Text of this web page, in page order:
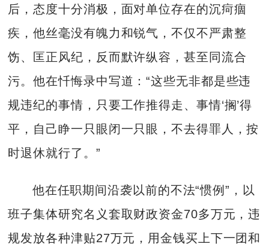
后，态度十分消极，面对单位存在的沉疴痼
疾，他丝毫没有魄力和锐气，不仅不严肃整
饬、匡正风纪，反而默许纵容，甚至同流合
污。他在忏悔录中写道：“这些无非都是些违
规违纪的事情，只要工作推得走、事情‘搁’得
平，自己睁一只眼闭一只眼，不去得罪人，按
时退休就行了。”
他在任职期间沿袭以前的不法“惯例”，以
班子集体研究名义套取财政资金70多万元，违
规发放各种津贴27万元，用金钱买上下一团和